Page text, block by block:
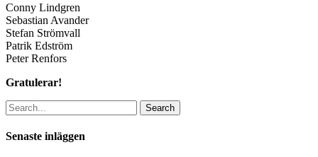
Conny Lindgren
Sebastian Avander
Stefan Strömvall
Patrik Edström
Peter Renfors
Gratulerar!
Search
Senaste inläggen